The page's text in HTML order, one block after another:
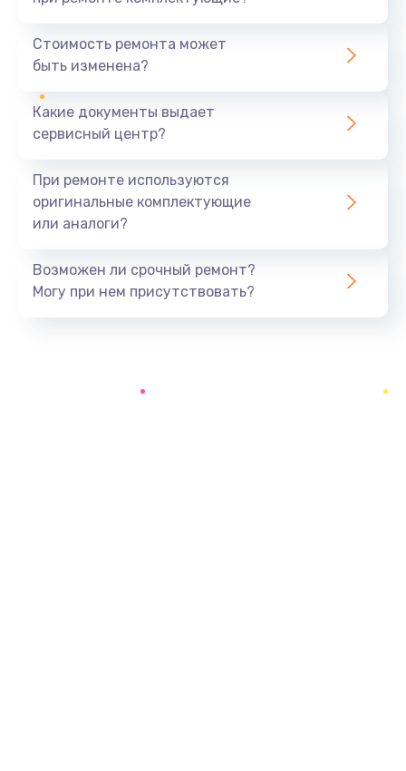
1440 руб.
Ремонт южного моста
Замена батарейки BIOS
Заказать
Стоимость ремонта может
быть изменена?
Какие документы выдает
сервисный центр?
При ремонте используются
оригинальные комплектующие
или аналоги?
Возможен ли срочный ремонт?
Могу при нем присутствовать?